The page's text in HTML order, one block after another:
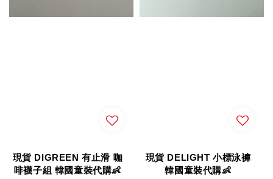
現貨 DIGREEN 有止滑 咖
啡襪子組 韓國童裝代購👶
現貨 DELIGHT 小標泳褲
韓國童裝代購👶